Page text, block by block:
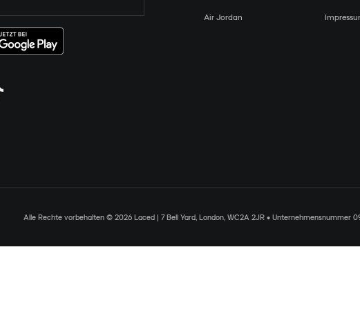
Air Jordan
Alle Rechte vorbehalten © 2026 Laced | 7 Bell Yard, London, WC2A 2JR • Unternehmensnummer